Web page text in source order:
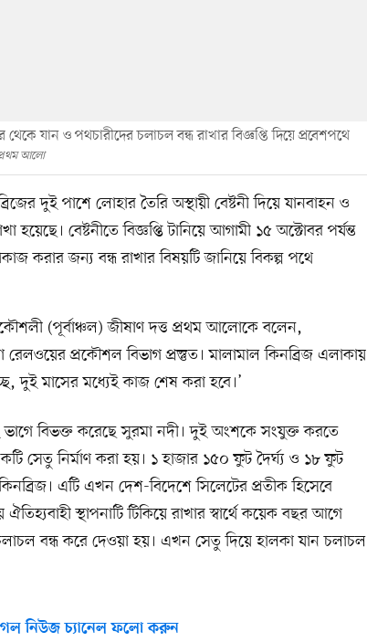
থেকে যান ও পথচারীদের চলাচল বন্ধ রাখার বিজ্ঞপ্তি দিয়ে প্রবেশপথে
আলো
দুই পাশে লোহার তৈরি অস্থায়ী বেষ্টনী দিয়ে যানবাহন ও
বেষ্টনীতে বিজ্ঞপ্তি টানিয়ে আগামী ১৫ অক্টোবর পর্যন্ত
করার জন্য বন্ধ রাখার বিষয়টি জানিয়ে বিকল্প পথে
(পূর্বাঞ্চল) জীষাণ দত্ত প্রথম আলোকে বলেন,
প্রকৌশল বিভাগ প্রস্তুত। মালামাল কিনব্রিজ এলাকায়
দুই মাসের মধ্যেই কাজ শেষ করা হবে।’
বিভক্ত করেছে সুরমা নদী। দুই অংশকে সংযুক্ত করতে
সেতু নির্মাণ করা হয়। ১ হাজার ১৫০ ফুট দৈর্ঘ্য ও ১৮ ফুট
এটি এখন দেশ-বিদেশে সিলেটের প্রতীক হিসেবে
স্থাপনাটি টিকিয়ে রাখার স্বার্থে কয়েক বছর আগে
বন্ধ করে দেওয়া হয়। এখন সেতু দিয়ে হালকা যান চলাচল
নিউজ চ্যানেল ফলো করুন